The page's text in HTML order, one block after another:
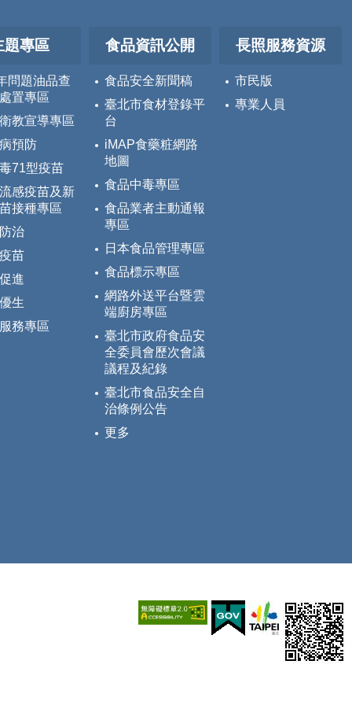
題專區
問題油品查
置專區
教宣導專區
預防
71型疫苗
感疫苗及新
接種專區
治
苗
進
生
務專區
食品資訊公開
食品安全新聞稿
臺北市食材登錄平
台
iMAP食藥粧網路
地圖
食品中毒專區
食品業者主動通報
專區
日本食品管理專區
食品標示專區
網路外送平台暨雲
端廚房專區
臺北市政府食品安
全委員會歷次會議
議程及紀錄
臺北市食品安全自
治條例公告
更多
長照服務資源
市民版
專業人員